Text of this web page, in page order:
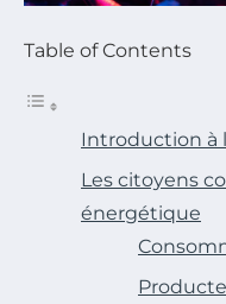
Table of Contents
Introduction à
Les citoyens
énergétique